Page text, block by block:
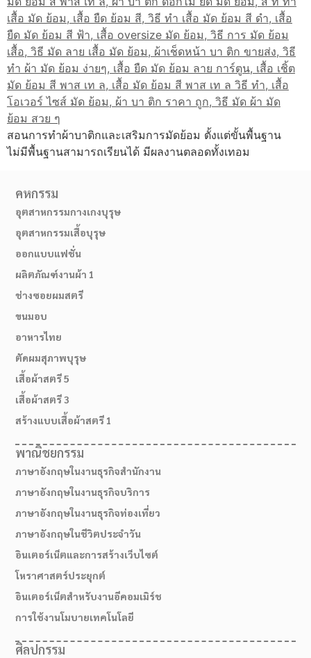
สอนการทำผ้าบาติกและเสริมการมัดย้อม ตั้งแต่ขั้นพื้นฐาน
ไม่มีพื้นฐานสามารถเรียนได้ มีผลงานตลอดทั้งเทอม
คหกรรม
อุตสาหกรรมกางเกงบุรุษ
อุตสาหกรรมเสื้อบุรุษ
ออกแบบแฟชั่น
ผลิตภัณฑ์งานผ้า 1
ช่างซอยผมสตรี
ขนมอบ
อาหารไทย
ตัดผมสุภาพบุรุษ
เสื้อผ้าสตรี 5
เสื้อผ้าสตรี 3
สร้างแบบเสื้อผ้าสตรี 1
พาณิชยกรรม
ภาษาอังกฤษในงานธุรกิจสำนักงาน
ภาษาอังกฤษในงานธุรกิจบริการ
ภาษาอังกฤษในงานธุรกิจท่องเที่ยว
ภาษาอังกฤษในชีวิตประจำวัน
อินเตอร์เน็ตและการสร้างเว็บไซต์
โหราศาสตร์ประยุกต์
อินเตอร์เน็ตสำหรับงานอีคอมเมิร์ช
การใช้งานโมบายเทคโนโลยี
ศิลปกรรม